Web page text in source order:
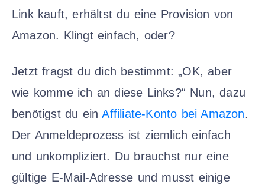
Link kauft, erhältst du eine Provision von
Amazon. Klingt einfach, oder?
Jetzt fragst du dich bestimmt: „OK, aber
wie komme ich an diese Links?“ Nun, dazu
benötigst du einAffiliate-Konto bei Amazon.
Der Anmeldeprozess ist ziemlich einfach
und unkompliziert. Du brauchst nur eine
gültige E-Mail-Adresse und musst einige